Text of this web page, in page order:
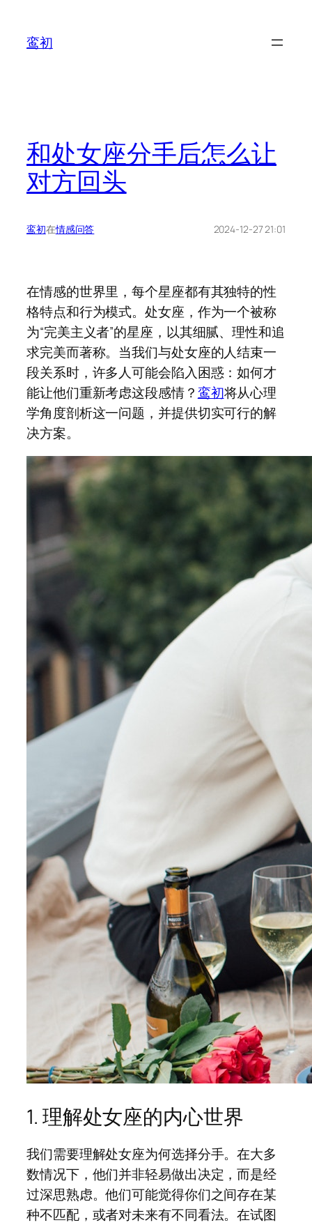
鸾初
和处女座分手后怎么让
对方回头
鸾初在情感问答 2024-12-27 21:01
在情感的世界里，每个星座都有其独特的性
格特点和行为模式。处女座，作为一个被称
为“完美主义者”的星座，以其细腻、理性和追
求完美而著称。当我们与处女座的人结束一
段关系时，许多人可能会陷入困惑：如何才
能让他们重新考虑这段感情？鸾初将从心理
学角度剖析这一问题，并提供切实可行的解
决方案。
1. 理解处女座的内心世界
我们需要理解处女座为何选择分手。在大多
数情况下，他们并非轻易做出决定，而是经
过深思熟虑。他们可能觉得你们之间存在某
种不匹配，或者对未来有不同看法。在试图